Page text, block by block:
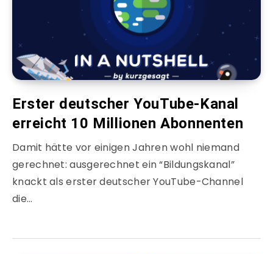
Erster deutscher YouTube-Kanal
erreicht 10 Millionen Abonnenten
Damit hätte vor einigen Jahren wohl niemand
gerechnet: ausgerechnet ein “Bildungskanal”
knackt als erster deutscher YouTube-Channel
die…